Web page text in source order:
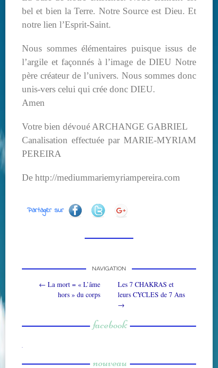
bel et bien la Terre. Notre Source est Dieu. Et
notre lien l’Esprit-Saint.
Nous sommes élémentaires puisque issus de
l’argile et façonnés à l’image de DIEU Notre
père créateur de l’univers. Nous sommes donc
unis-vers celui qui crée donc DIEU.
Amen
Votre bien dévoué ARCHANGE GABRIEL
Canalisation effectuée par MARIE-MYRIAM
PEREIRA
De http://mediummariemyriampereira.com
Partager sur
Post navigation
NAVIGATION
← La mort = « L’âme
hors » du corps
Les 7 CHAKRAS et
leurs CYCLES de 7 Ans
→
facebook
W
nd
nouveau